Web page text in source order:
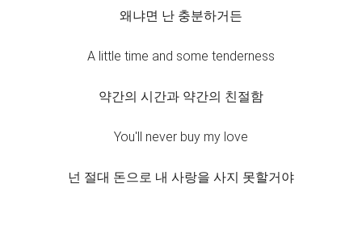
왜냐면 난 충분하거든
A little time and some tenderness
약간의 시간과 약간의 친절함
You'll never buy my love
넌 절대 돈으로 내 사랑을 사지 못할거야